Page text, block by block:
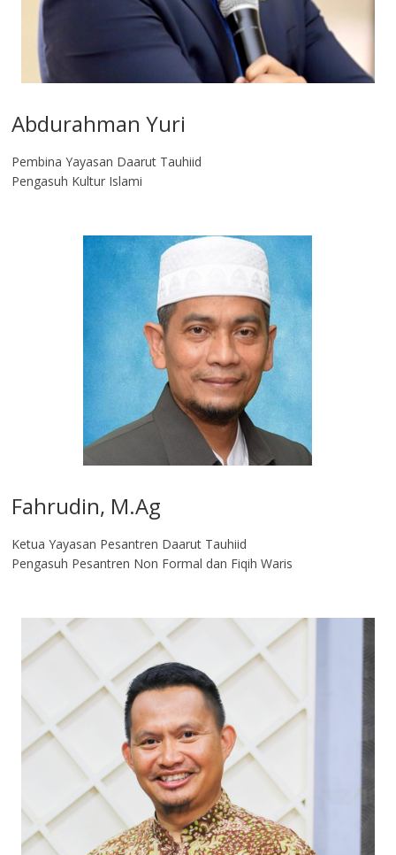
Abdurahman Yuri
Pembina Yayasan Daarut Tauhiid
Pengasuh Kultur Islami
Fahrudin, M.Ag​
Ketua Yayasan Pesantren Daarut Tauhiid
Pengasuh Pesantren Non Formal dan Fiqih Waris